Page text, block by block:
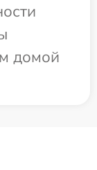
домой